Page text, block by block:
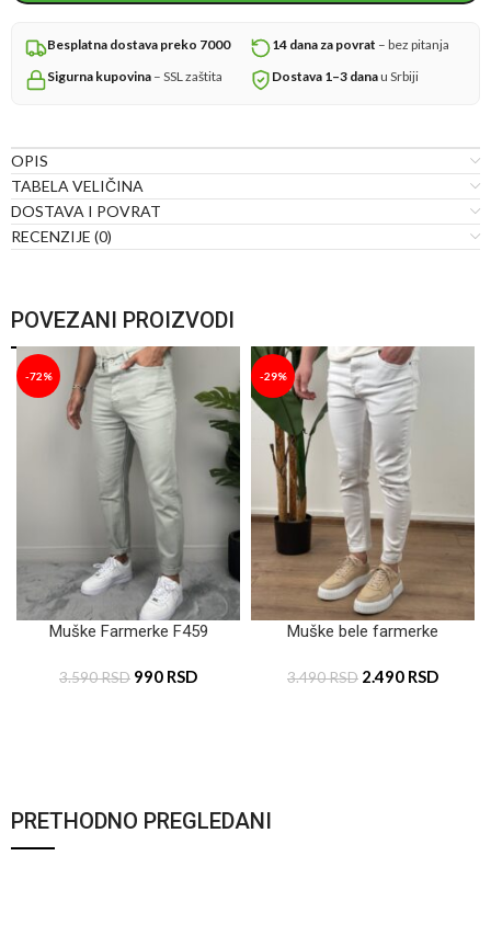
Besplatna dostava preko 7000 14 dana za povrat – bez pitanja
Sigurna kupovina – SSL zaštita Dostava 1–3 danau Srbiji
OPIS
TABELA VELIČINA
DOSTAVA I POVRAT
RECENZIJE (0)
POVEZANI PROIZVODI
-72%
Muške Farmerke F459
3.590RSD 990 RSD
-29%
Muške bele farmerke
3.490RSD 2.490 RSD
PRETHODNO PREGLEDANI